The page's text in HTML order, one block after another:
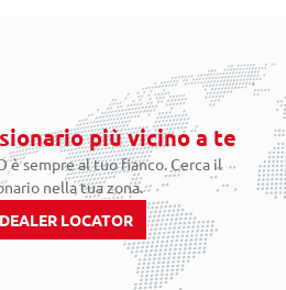
più vicino a te
è sempre al tuo fianco. Cerca il
nella tua zona.
LOCATOR